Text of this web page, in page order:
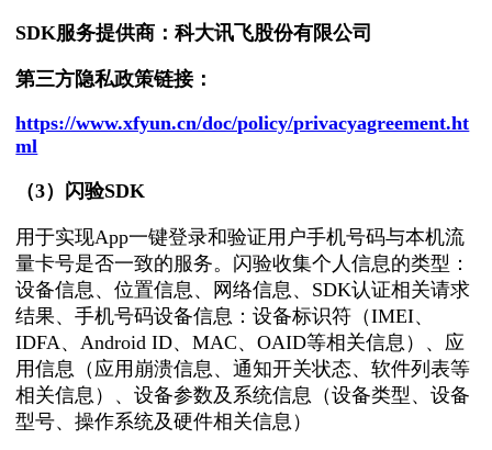
SDK服务提供商：科大讯飞股份有限公司
第三方隐私政策链接：
https://www.xfyun.cn/doc/policy/privacyagreement.ht
ml
（3） 闪验SDK
用于实现App一键登录和验证用户手机号码与本机流
量卡号是否一致的服务。闪验收集个人信息的类型：
设备信息、位置信息、网络信息、SDK认证相关请求
结果、手机号码设备信息：设备标识符（IMEI、
IDFA、Android ID、MAC、OAID等相关信息）、应
用信息（应用崩溃信息、通知开关状态、软件列表等
相关信息）、设备参数及系统信息（设备类型、设备
型号、操作系统及硬件相关信息）